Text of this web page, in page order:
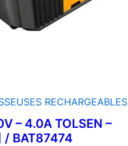
RECHARGEABLES
– 4.0A TOLSEN –
/ BAT87474